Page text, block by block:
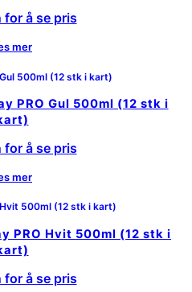
for å se pris
mer
PRO Gul 500ml (12 stk i
for å se pris
mer
PRO Hvit 500ml (12 stk i
for å se pris